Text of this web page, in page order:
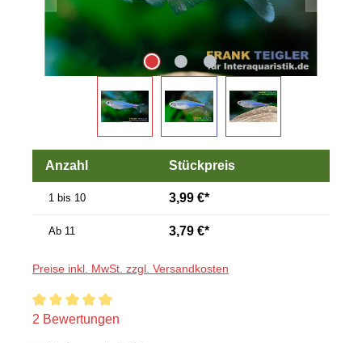
Anzahl Stückpreis
1 bis 10 3,99 €*
Ab 11 3,79 €*
Preise inkl. MwSt. zzgl. Versandkosten
Durchschnittliche Bewertung von 5 von 5 Sternen
2 Bewertungen